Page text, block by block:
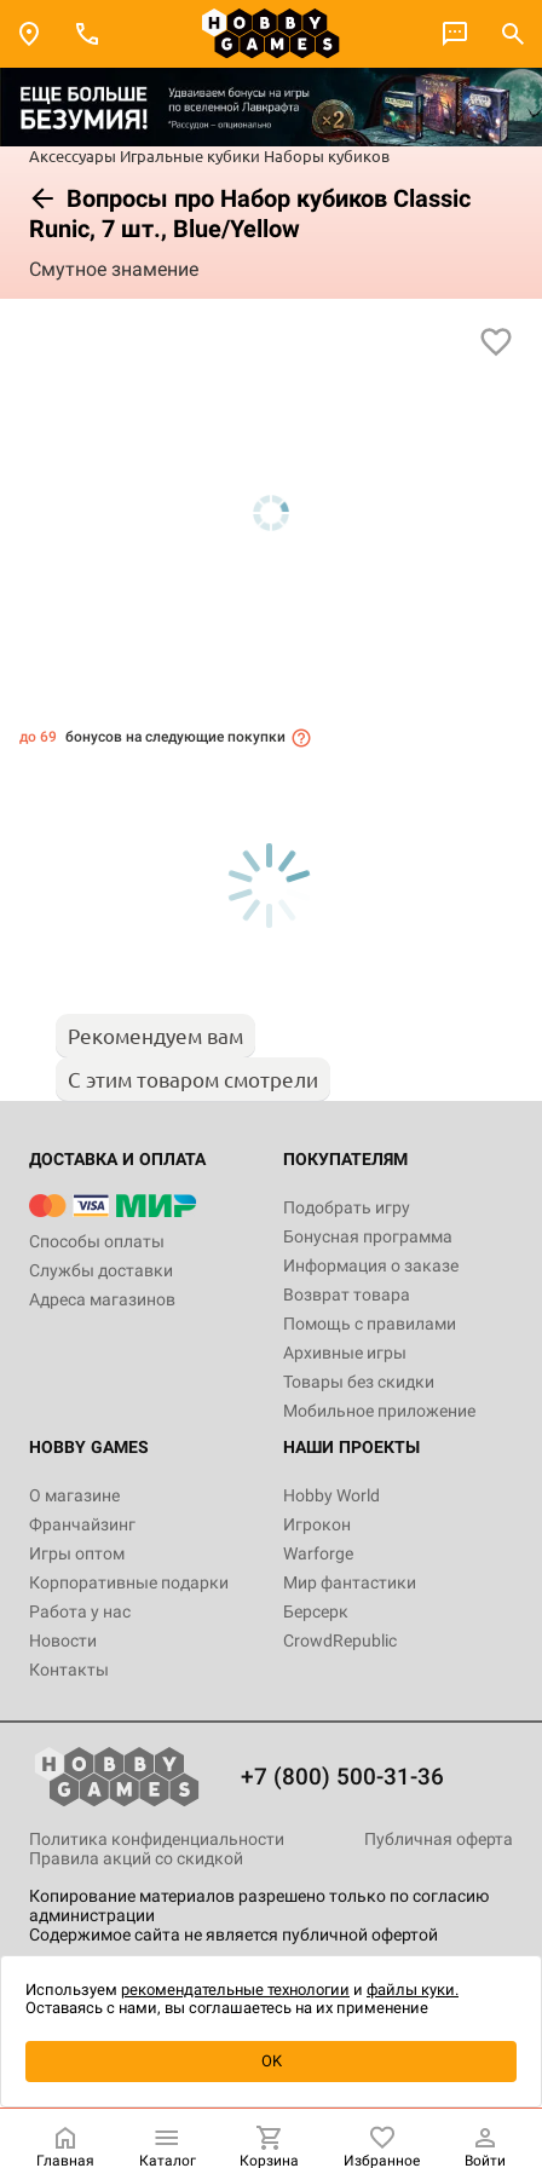
Аксессуары Игральные кубики Наборы кубиков
Вопросы про Набор кубиков Classic
Runic, 7 шт., Blue/Yellow
Смутное знамение
Уведомить о наличии
до 69 бонусов на следующие покупки
Рекомендуем вам
С этим товаром смотрели
ДОСТАВКА И ОПЛАТА
Способы оплаты
Службы доставки
Адреса магазинов
ПОКУПАТЕЛЯМ
Подобрать игру
Бонусная программа
Информация о заказе
Возврат товара
Помощь с правилами
Архивные игры
Товары без скидки
Мобильное приложение
HOBBY GAMES
О магазине
Франчайзинг
Игры оптом
Корпоративные подарки
Работа у нас
Новости
Контакты
НАШИ ПРОЕКТЫ
Hobby World
Игрокон
Warforge
Мир фантастики
Берсерк
CrowdRepublic
+7 (800) 500-31-36
Копирование материалов разрешено только по согласию
администрации
Содержимое сайта не является публичной офертой
Политика конфиденциальности
Публичная оферта
Правила акций со скидкой
технологии.
Главная Каталог Корзина Избранное Войти
Используем рекомендательные технологии и файлы куки.
Оставаясь с нами, вы соглашаетесь на их применение
OK